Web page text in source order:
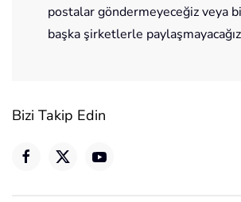
postalar göndermeyeceğiz veya
başka şirketlerle
Bizi Takip Edin